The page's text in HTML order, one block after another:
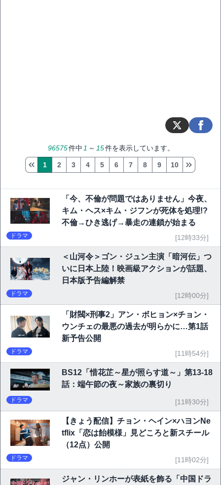
96575件中 1 ～ 15件を表示しています。
1 2 3 4 5 6 7 8 9 10
「今、不倫が問題ではありません」今夜、
キム・ヘス×キム・ジフンが死体を処理!?
不倫→ひき逃げ→暴走の連鎖が始まる
ドラマ [12時33分]
＜山河令＞ゴン・ジュン主演「暗河伝」つ
いに日本上陸！映画級アクションが話題、
日本版予告編解禁
ドラマ [12時00分]
「財閥×刑事2」アン・ボヒョン×チョン・
ウンチェの最悪の過去が明らかに…第1話
新予告公開
ドラマ [11時54分]
BS12「惜花芷～星が照らす道～」第13-18
話：端午節の夜～家族の裏切り
ドラマ [11時30分]
【きょう配信】チョン・ヘイン×ハヨンNe
tflix「恋は飴模様」見どころと新スチール
（12点）公開
ドラマ [11時02分]
ジャン・リンホーが表紙を飾る「中国ドラ